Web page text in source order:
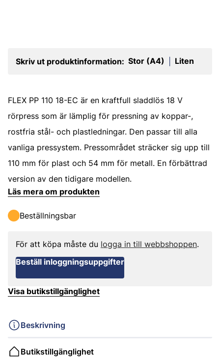
Skriv ut produktinformation: Stor (A4) Liten
FLEX PP 110 18-EC är en kraftfull sladdlös 18 V
rörpress som är lämplig för pressning av koppar-,
rostfria stål- och plastledningar. Den passar till alla
vanliga pressystem. Pressområdet sträcker sig upp till
110 mm för plast och 54 mm för metall. En förbättrad
version av den tidigare modellen.
Läs mera om produkten
Beställningsbar
För att köpa måste du logga in till webbshoppen.
Beställ inloggningsuppgifter
Visa butikstillgänglighet
Beskrivning
Butikstillgänglighet